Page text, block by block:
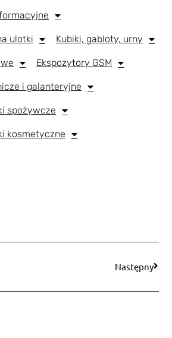
ulotki Kubiki, gabloty, urny
Ekspozytory GSM
i galanteryjne
spożywcze
kosmetyczne
Następny